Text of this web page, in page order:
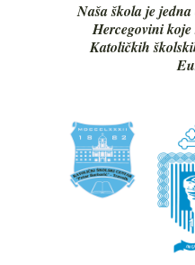
Naša škola je
Hercegovini koje
Katoličkih